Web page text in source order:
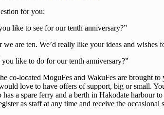
for you:
like to see for our tenth anniversary?”
we are ten. We’d really like your ideas and
like to do for our tenth anniversary?”
co-located MoguFes and WakuFes are brought
love to have offers of support, big or small.
has a spare ferry and a berth in Hakodate
as staff at any time and receive the